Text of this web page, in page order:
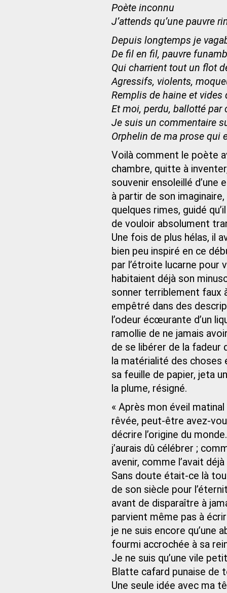
Poète inconnu
J’attends qu’une pauvre
Depuis longtemps je
De fil en fil, pauvre
Qui charrient tout un flot
Agressifs, violents,
Remplis de haine et vides
Et moi, perdu, ballotté
Je suis un commentaire
Orphelin de ma prose qui
Voilà comment le poète
chambre, quitte à
souvenir ensoleillé d’une
à partir de son
quelques rimes, guidé
de vouloir absolument
Une fois de plus hélas, il
bien peu inspiré en ce
par l’étroite lucarne pour
habitaient déjà son
sonner terriblement faux
empêtré dans des
l’odeur écœurante d’un
ramollie de ne jamais
de se libérer de la fadeur
la matérialité des
sa feuille de papier, jeta
la plume, résigné.
« Après mon éveil
rêvée, peut‑être avez-
décrire l’origine du
j’aurais dû célébrer ;
avenir, comme l’avait
Sans doute était-ce là
de son siècle pour
avant de disparaître à
parvient même pas à
je ne suis encore qu’une
fourmi accrochée à sa
Je ne suis qu’une vile
Blatte cafard punaise de
Une seule idée avec ma